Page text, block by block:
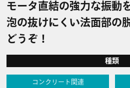
モータ直結の強力な振動
泡の抜けにくい法面部の
どうぞ！
種類
コンクリート関連